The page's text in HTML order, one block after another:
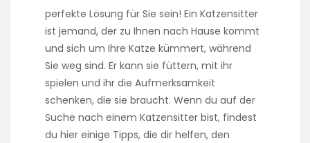
perfekte Lösung für Sie sein! Ein Katzensitter
ist jemand, der zu Ihnen nach Hause kommt
und sich um Ihre Katze kümmert, während
Sie weg sind. Er kann sie füttern, mit ihr
spielen und ihr die Aufmerksamkeit
schenken, die sie braucht. Wenn du auf der
Suche nach einem Katzensitter bist, findest
du hier einige Tipps, die dir helfen, den